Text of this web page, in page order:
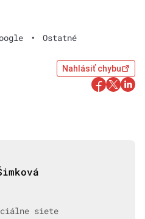
• Ostatné
Nahlásiť chybu
siete